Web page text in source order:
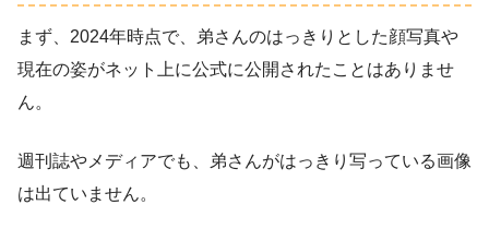
まず、2024年時点で、弟さんのはっきりとした顔写真や
現在の姿がネット上に公式に公開されたことはありませ
ん。
週刊誌やメディアでも、弟さんがはっきり写っている画像
は出ていません。